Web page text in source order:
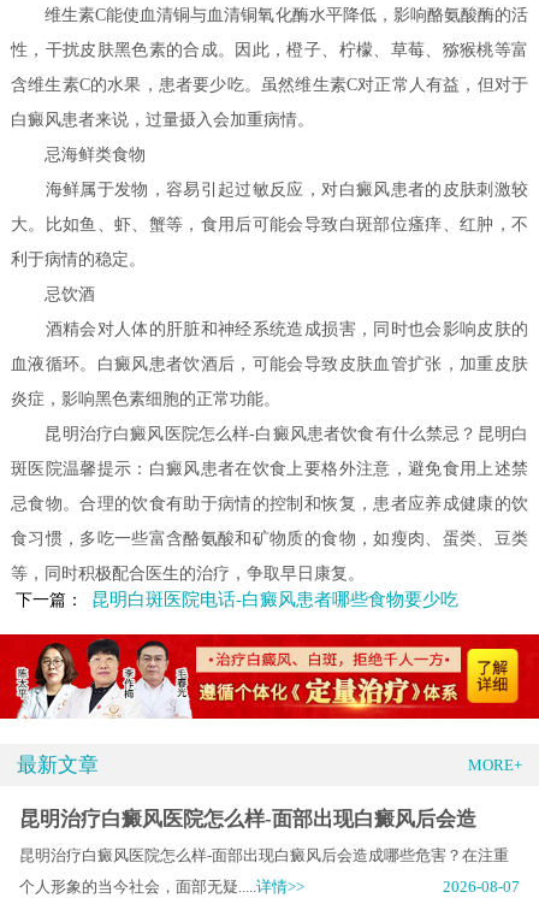
维生素C能使血清铜与血清铜氧化酶水平降低，影响酪氨酸酶的活
性，干扰皮肤黑色素的合成。因此，橙子、柠檬、草莓、猕猴桃等富
含维生素C的水果，患者要少吃。虽然维生素C对正常人有益，但对于
白癜风患者来说，过量摄入会加重病情。
忌海鲜类食物
海鲜属于发物，容易引起过敏反应，对白癜风患者的皮肤刺激较
大。比如鱼、虾、蟹等，食用后可能会导致白斑部位瘙痒、红肿，不
利于病情的稳定。
忌饮酒
酒精会对人体的肝脏和神经系统造成损害，同时也会影响皮肤的
血液循环。白癜风患者饮酒后，可能会导致皮肤血管扩张，加重皮肤
炎症，影响黑色素细胞的正常功能。
昆明治疗白癜风医院怎么样-白癜风患者饮食有什么禁忌？昆明白
斑医院温馨提示：白癜风患者在饮食上要格外注意，避免食用上述禁
忌食物。合理的饮食有助于病情的控制和恢复，患者应养成健康的饮
食习惯，多吃一些富含酪氨酸和矿物质的食物，如瘦肉、蛋类、豆类
等，同时积极配合医生的治疗，争取早日康复。
下一篇：
昆明白斑医院电话-白癜风患者哪些食物要少吃
最新文章 MORE+
昆明治疗白癜风医院怎么样-面部出现白癜风后会造
昆明治疗白癜风医院怎么样-面部出现白癜风后会造成哪些危害？在注重
个人形象的当今社会，面部无疑.....详情>> 2026-08-07